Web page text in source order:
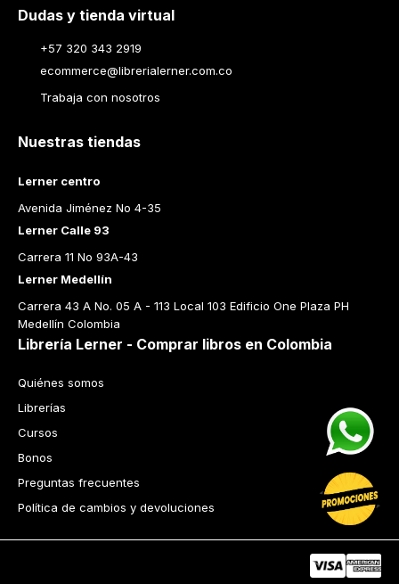
Dudas y tienda virtual
+57 320 343 2919
ecommerce@librerialerner.com.co
Trabaja con nosotros
Nuestras tiendas
Lerner centro
Avenida Jiménez No 4-35
Lerner Calle 93
Carrera 11 No 93A-43
Lerner Medellín
Carrera 43 A No. 05 A - 113 Local 103 Edificio One Plaza PH
Medellín Colombia
Librería Lerner - Comprar libros en Colombia
Quiénes somos
Librerías
Cursos
Bonos
Preguntas frecuentes
Política de cambios y devoluciones